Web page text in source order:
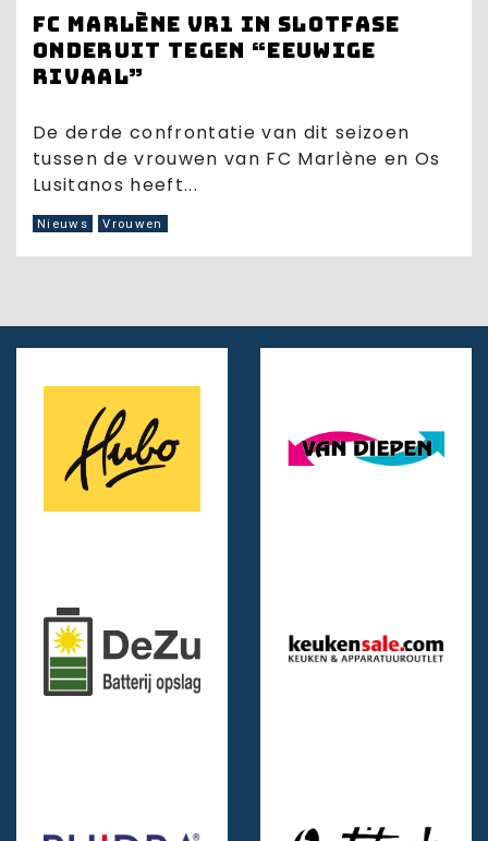
FC Marlène VR1 in slotfase
onderuit tegen “eeuwige
rivaal”
De derde confrontatie van dit seizoen
tussen de vrouwen van FC Marlène en Os
Lusitanos heeft...
Nieuws Vrouwen